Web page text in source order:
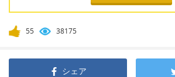
55 38175
シェア